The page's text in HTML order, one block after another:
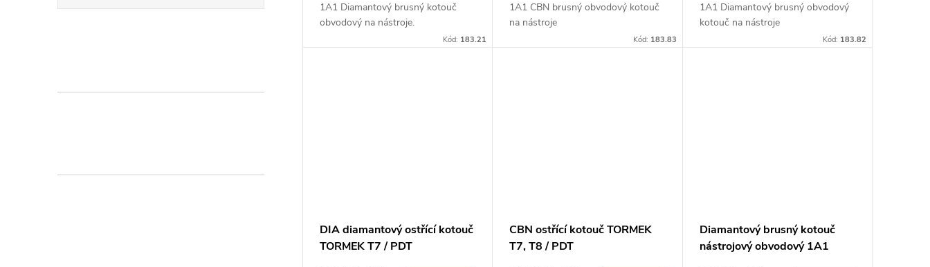
1A1 Diamantový brusný kotouč
obvodový na nástroje.
Kód: 183.21
1A1 CBN brusný obvodový kotouč
na nástroje
Kód: 183.83
1A1 Diamantový brusný obvodový
kotouč na nástroje
Kód: 183.82
DIA diamantový ostřící kotouč
TORMEK T7 / PDT
CBN ostřící kotouč TORMEK
T7, T8 / PDT
Diamantový brusný kotouč
nástrojový obvodový 1A1